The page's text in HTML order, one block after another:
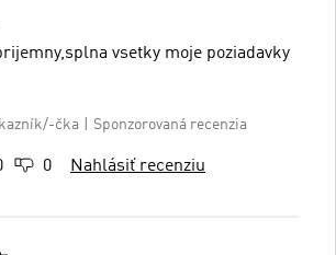
vsetky moje poziadavky
čka
Sponzorovaná recenzia
0 Nahlásiť recenziu